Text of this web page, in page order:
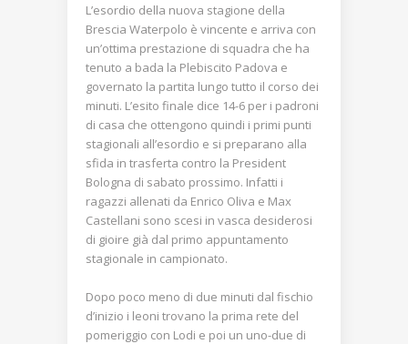
L’esordio della nuova stagione della
Brescia Waterpolo è vincente e arriva con
un’ottima prestazione di squadra che ha
tenuto a bada la Plebiscito Padova e
governato la partita lungo tutto il corso dei
minuti. L’esito finale dice 14-6 per i padroni
di casa che ottengono quindi i primi punti
stagionali all’esordio e si preparano alla
sfida in trasferta contro la President
Bologna di sabato prossimo. Infatti i
ragazzi allenati da Enrico Oliva e Max
Castellani sono scesi in vasca desiderosi
di gioire già dal primo appuntamento
stagionale in campionato.
Dopo poco meno di due minuti dal fischio
d’inizio i leoni trovano la prima rete del
pomeriggio con Lodi e poi un uno-due di